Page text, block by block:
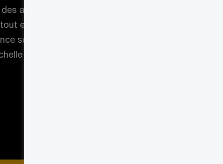
activités, on répond à leurs
en produisant un alignement
sur le marché et une
de l’entreprise.